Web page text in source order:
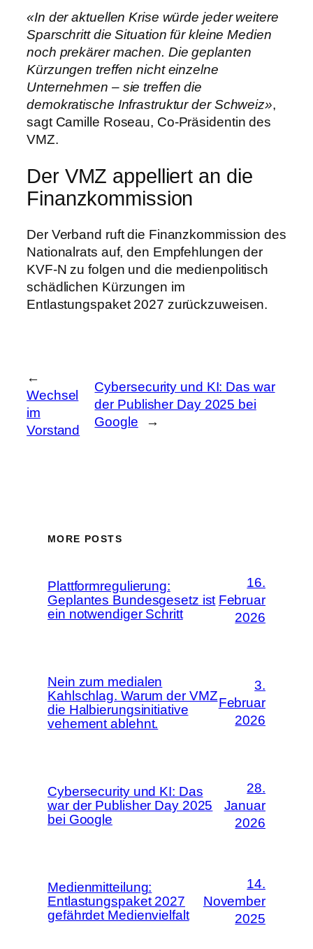
«In der aktuellen Krise würde jeder weitere
Sparschritt die Situation für kleine Medien
noch prekärer machen. Die geplanten
Kürzungen treffen nicht einzelne
Unternehmen – sie treffen die
demokratische Infrastruktur der Schweiz»,
sagt Camille Roseau, Co-Präsidentin des
VMZ.
Der VMZ appelliert an die
Finanzkommission
Der Verband ruft die Finanzkommission des
Nationalrats auf, den Empfehlungen der
KVF-N zu folgen und die medienpolitisch
schädlichen Kürzungen im
Entlastungspaket 2027 zurückzuweisen.
←
Wechsel
im
Vorstand
Cybersecurity und KI: Das war
der Publisher Day 2025 bei
Google
→
MORE POSTS
Plattformregulierung:
Geplantes Bundesgesetz ist
ein notwendiger Schritt
16.
Februar
2026
Nein zum medialen
Kahlschlag. Warum der VMZ
die Halbierungsinitiative
vehement ablehnt.
3.
Februar
2026
Cybersecurity und KI: Das
war der Publisher Day 2025
bei Google
28.
Januar
2026
Medienmitteilung:
Entlastungspaket 2027
gefährdet Medienvielfalt
14.
November
2025